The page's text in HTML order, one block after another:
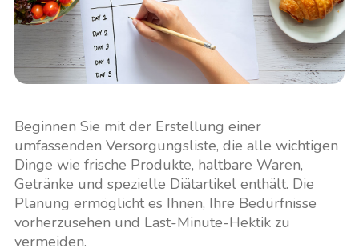
Beginnen Sie mit der Erstellung einer
umfassenden Versorgungsliste, die alle wichtigen
Dinge wie frische Produkte, haltbare Waren,
Getränke und spezielle Diätartikel enthält. Die
Planung ermöglicht es Ihnen, Ihre Bedürfnisse
vorherzusehen und Last-Minute-Hektik zu
vermeiden.